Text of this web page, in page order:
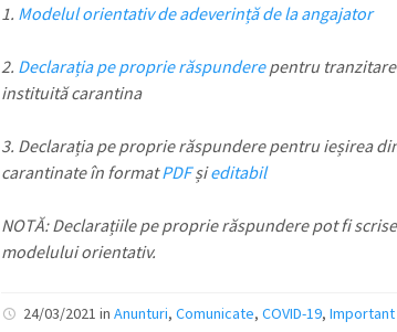
1. Modelul orientativ de adeverință de la angajator
2. Declarația pe proprie răspunderepentru
instituită carantina
3. Declarația pe proprie răspundere pentru ieșirea
carantinate în formatPDFșieditabil
NOTĂ: Declarațiile pe proprie răspundere pot fi
modelului orientativ.
24/03/2021 in Anunturi, Comunicate, COVID-19, Important